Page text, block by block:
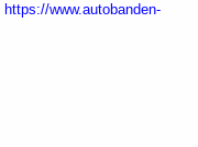
https://www.autobanden-